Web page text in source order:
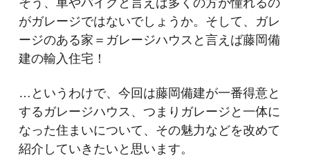
そう、車やバイクと言えば多くの方が憧れるの
がガレージではないでしょうか。そして、ガレ
ージのある家＝ガレージハウスと言えば藤岡備
建の輸入住宅！
…というわけで、今回は藤岡備建が一番得意と
するガレージハウス、つまりガレージと一体に
なった住まいについて、その魅力などを改めて
紹介していきたいと思います。